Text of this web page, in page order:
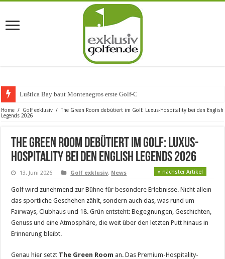
Luštica Bay baut Montenegros erste Golf-Community weiter a
Home / Golf exklusiv / The Green Room debütiert im Golf: Luxus-Hospitality bei den English
Legends 2026
The Green Room debütiert im Golf: Luxus-
Hospitality bei den English Legends 2026
13. Juni 2026 Golf exklusiv, News » nächster Artikel
Golf wird zunehmend zur Bühne für besondere Erlebnisse. Nicht allein
das sportliche Geschehen zählt, sondern auch das, was rund um
Fairways, Clubhaus und 18. Grün entsteht: Begegnungen, Geschichten,
Genuss und eine Atmosphäre, die weit über den letzten Putt hinaus in
Erinnerung bleibt.
Genau hier setzt The Green Room an. Das Premium-Hospitality-